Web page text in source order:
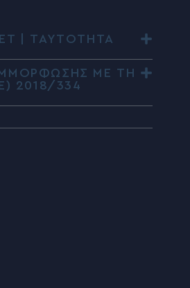
| ΤΑΥΤΟΤΗΤΑ
ΜΕ ΤΗ
2018/334